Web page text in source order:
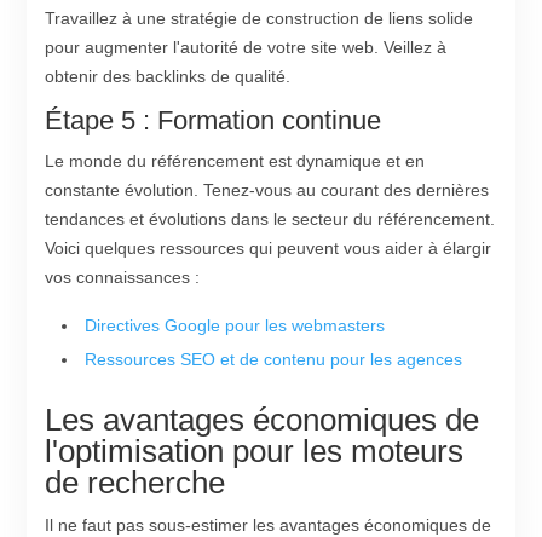
Travaillez à une stratégie de construction de liens solide
pour augmenter l'autorité de votre site web. Veillez à
obtenir des backlinks de qualité.
Étape 5 : Formation continue
Le monde du référencement est dynamique et en
constante évolution. Tenez-vous au courant des dernières
tendances et évolutions dans le secteur du référencement.
Voici quelques ressources qui peuvent vous aider à élargir
vos connaissances :
Directives Google pour les webmasters
Ressources SEO et de contenu pour les agences
Les avantages économiques de
l'optimisation pour les moteurs
de recherche
Il ne faut pas sous-estimer les avantages économiques de